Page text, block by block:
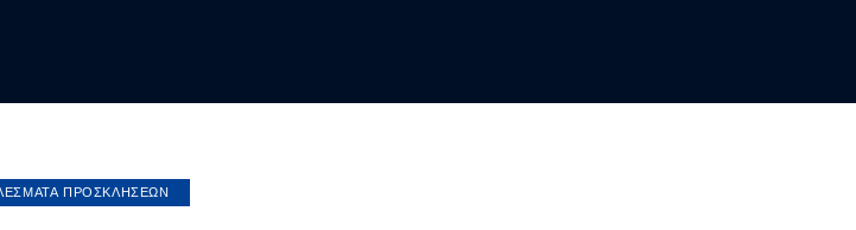
ΠΡΟΣΚΛΗΣΕΩΝ